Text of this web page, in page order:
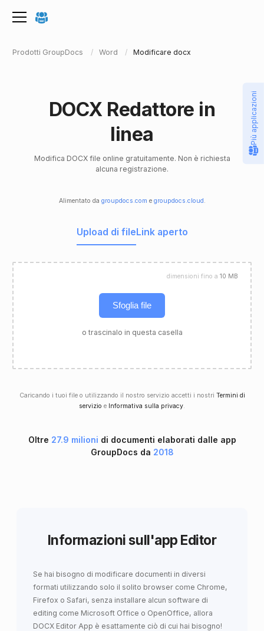
Prodotti GroupDocs Word Modificare docx
DOCX Redattore in
linea
Modifica DOCX file online gratuitamente. Non è richiesta
alcuna registrazione.
Alimentato da groupdocs.com e groupdocs.cloud .
Upload di file Link aperto
Sfoglia file
o trascinalo in questa casella
dimensioni fino a 10 MB
Caricando i tuoi file o utilizzando il nostro servizio accetti i nostri Termini di
servizio e Informativa sulla privacy.
Oltre 27.9 milioni di documenti elaborati dalle app
GroupDocs da 2018
Informazioni sull'app Editor
Se hai bisogno di modificare documenti in diversi
formati utilizzando solo il solito browser come Chrome,
Firefox o Safari, senza installare alcun software di
editing come Microsoft Office o OpenOffice, allora
DOCX Editor App è esattamente ciò di cui hai bisogno!
Più applicazioni